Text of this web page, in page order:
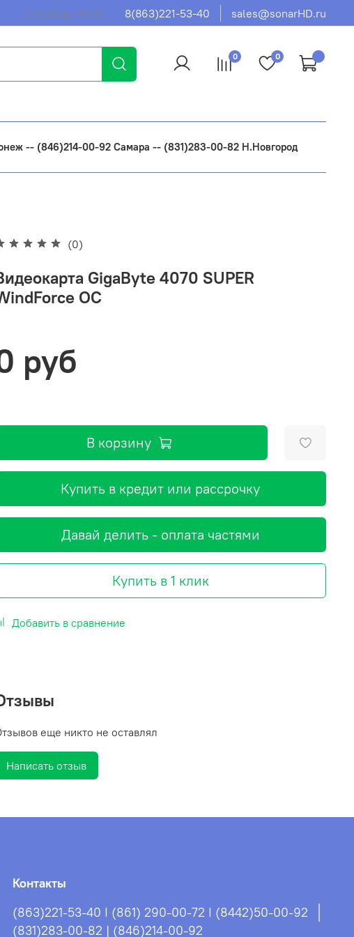
с 9:00 до 19:00 8(863)221-53-40 sales@sonarHD.ru
0 0
-- (846)214-00-92 Самара -- (831)283-00-82 Н.Новгород
(0)
GigaByte 4070 SUPER
OC
руб
В корзину
Купить в кредит или рассрочку
Давай делить - оплата частями
Купить в 1 клик
Добавить в сравнение
еще никто не оставлял
Написать отзыв
Контакты
(863)221-53-40 I (861) 290-00-72 I (8442)50-00-92
(831)283-00-82 | (846)214-00-92